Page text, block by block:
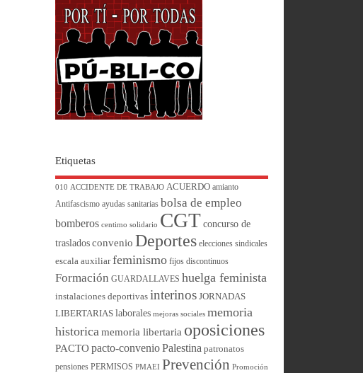
Etiquetas
010 ACCIDENTE DE TRABAJO ACUERDO amianto
Antifascismo ayudas sanitarias bolsa de empleo
bomberos centimo solidario CGT concurso de
traslados convenio Deportes elecciones sindicales
escala auxiliar feminismo fijos discontinuos
Formación GUARDALLAVES huelga feminista
instalaciones deportivas interinos JORNADAS
LIBERTARIAS laborales mejoras sociales memoria
historica memoria libertaria oposiciones
PACTO pacto-convenio Palestina patronatos
pensiones PERMISOS PMAEI Prevención Promoción